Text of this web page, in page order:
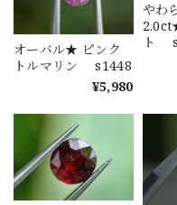
オーバル★ ピンク
トルマリン s1448
¥5,980
やわ
ト